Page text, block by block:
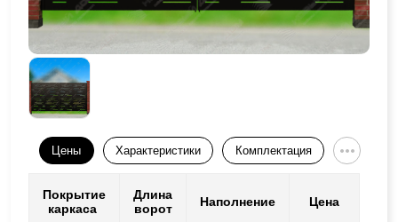
Цены Характеристики Комплектация
Покрытие
каркаса
Длина
ворот
Наполнение Цена